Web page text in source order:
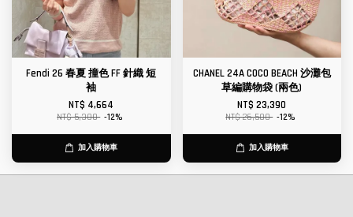
Fendi 26 春夏 撞色 FF 針織 短
袖
NT$ 4,664
NT$ 5,300 -12%
加入購物車
CHANEL 24A COCO BEACH 沙灘包
草編購物袋 (兩色)
NT$ 23,390
NT$ 26,580 -12%
加入購物車